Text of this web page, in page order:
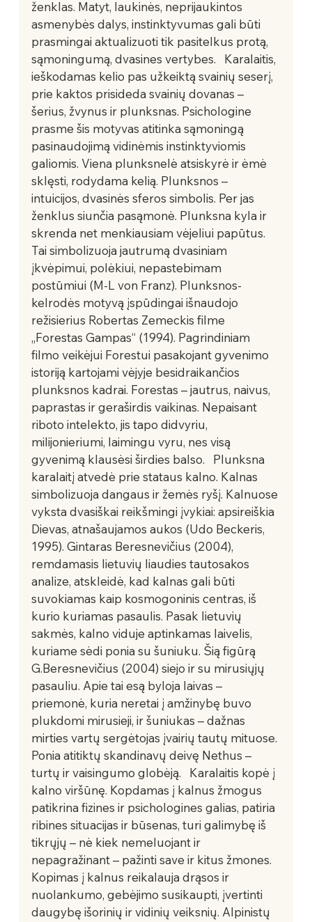
ženklas. Matyt, laukinės, neprijaukintos
asmenybės dalys, instinktyvumas gali būti
prasmingai aktualizuoti tik pasitelkus protą,
sąmoningumą, dvasines vertybes.   Karalaitis,
ieškodamas kelio pas užkeiktą svainių seserį,
prie kaktos prisideda svainių dovanas –
šerius, žvynus ir plunksnas. Psichologine
prasme šis motyvas atitinka sąmoningą
pasinaudojimą vidinėmis instinktyviomis
galiomis. Viena plunksnelė atsiskyrė ir ėmė
sklęsti, rodydama kelią. Plunksnos –
intuicijos, dvasinės sferos simbolis. Per jas
ženklus siunčia pasąmonė. Plunksna kyla ir
skrenda net menkiausiam vėjeliui papūtus.
Tai simbolizuoja jautrumą dvasiniam
įkvėpimui, polėkiui, nepastebimam
postūmiui (M-L von Franz). Plunksnos-
kelrodės motyvą įspūdingai išnaudojo
režisierius Robertas Zemeckis filme
„Forestas Gampas“ (1994). Pagrindiniam
filmo veikėjui Forestui pasakojant gyvenimo
istoriją kartojami vėjyje besidraikančios
plunksnos kadrai. Forestas – jautrus, naivus,
paprastas ir geraširdis vaikinas. Nepaisant
riboto intelekto, jis tapo didvyriu,
milijonieriumi, laimingu vyru, nes visą
gyvenimą klausėsi širdies balso.   Plunksna
karalaitį atvedė prie stataus kalno. Kalnas
simbolizuoja dangaus ir žemės ryšį. Kalnuose
vyksta dvasiškai reikšmingi įvykiai: apsireiškia
Dievas, atnašaujamos aukos (Udo Beckeris,
1995). Gintaras Beresnevičius (2004),
remdamasis lietuvių liaudies tautosakos
analize, atskleidė, kad kalnas gali būti
suvokiamas kaip kosmogoninis centras, iš
kurio kuriamas pasaulis. Pasak lietuvių
sakmės, kalno viduje aptinkamas laivelis,
kuriame sėdi ponia su šuniuku. Šią figūrą
G.Beresnevičius (2004) siejo ir su mirusiųjų
pasauliu. Apie tai esą byloja laivas –
priemonė, kuria neretai į amžinybę buvo
plukdomi mirusieji, ir šuniukas – dažnas
mirties vartų sergėtojas įvairių tautų mituose.
Ponia atitiktų skandinavų deivę Nethus –
turtų ir vaisingumo globėją.   Karalaitis kopė į
kalno viršūnę. Kopdamas į kalnus žmogus
patikrina fizines ir psichologines galias, patiria
ribines situacijas ir būsenas, turi galimybę iš
tikrųjų – nė kiek nemeluojant ir
nepagražinant – pažinti save ir kitus žmones.
Kopimas į kalnus reikalauja drąsos ir
nuolankumo, gebėjimo susikaupti, įvertinti
daugybę išorinių ir vidinių veiksnių. Alpinistų